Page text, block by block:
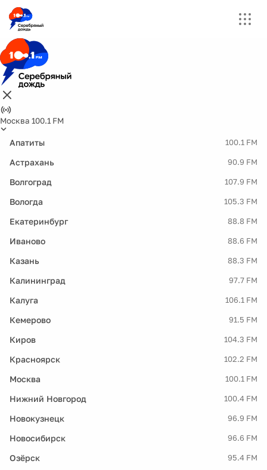
Москва 100.1 FM
Апатиты 100.1 FM
Астрахань 90.9 FM
Волгоград 107.9 FM
Вологда 105.3 FM
Екатеринбург 88.8 FM
Иваново 88.6 FM
Казань 88.3 FM
Калининград 97.7 FM
Калуга 106.1 FM
Кемерово 91.5 FM
Киров 104.3 FM
Красноярск 102.2 FM
Москва 100.1 FM
Нижний Новгород 100.4 FM
Новокузнецк 96.9 FM
Новосибирск 96.6 FM
Озёрск 95.4 FM